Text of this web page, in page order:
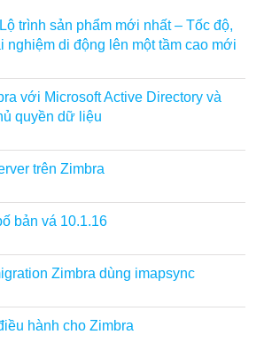
trình sản phẩm mới nhất – Tốc độ,
nghiệm di động lên một tầm cao mới
với Microsoft Active Directory và
quyền dữ liệu
trên Zimbra
bản vá 10.1.16
Zimbra dùng imapsync
hành cho Zimbra